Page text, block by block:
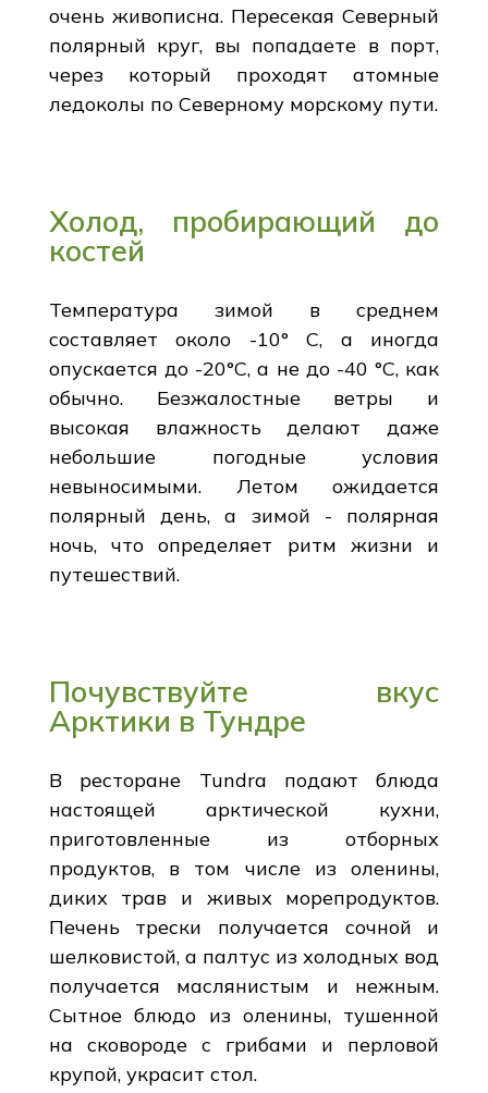
очень живописна. Пересекая Северный
полярный круг, вы попадаете в порт,
через который проходят атомные
ледоколы по Северному морскому пути.
Холод, пробирающий до
костей
Температура зимой в среднем
составляет около -10° C, а иногда
опускается до -20°C, а не до -40 °C, как
обычно. Безжалостные ветры и
высокая влажность делают даже
небольшие погодные условия
невыносимыми. Летом ожидается
полярный день, а зимой - полярная
ночь, что определяет ритм жизни и
путешествий.
Почувствуйте вкус
Арктики в Тундре
В ресторане Tundra подают блюда
настоящей арктической кухни,
приготовленные из отборных
продуктов, в том числе из оленины,
диких трав и живых морепродуктов.
Печень трески получается сочной и
шелковистой, а палтус из холодных вод
получается маслянистым и нежным.
Сытное блюдо из оленины, тушенной
на сковороде с грибами и перловой
крупой, украсит стол.